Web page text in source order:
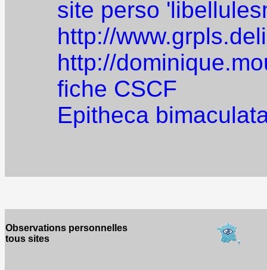
site perso
http://
http://
fiche CSCF
Epitheca
Observations personnelles
tous sites